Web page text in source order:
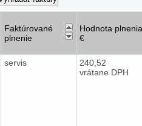
Faktúrované
plnenie
Hodnota
€
servis
240,52
vrátane DPH